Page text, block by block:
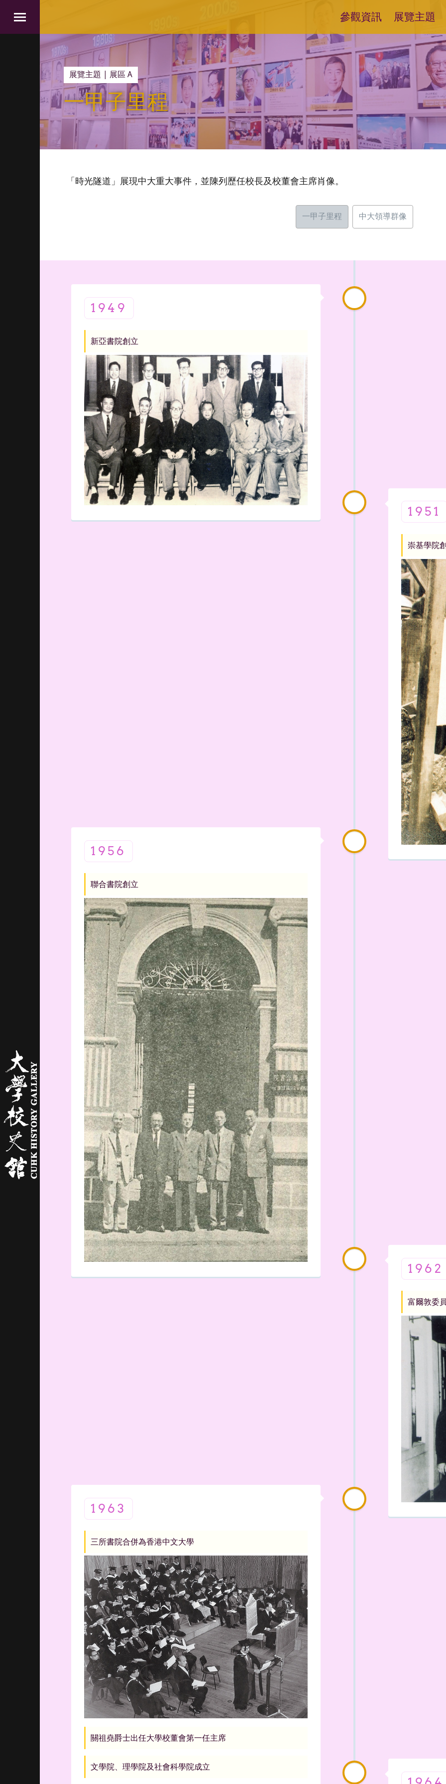
參觀資訊 展覽主題
展覽主題 | 展區 A
一甲子里程
「時光隧道」展現中大重大事件，並陳列歷任校長及校董會主席肖像。
一甲子里程 中大領導群像
1949
新亞書院創立
1951
崇基學院
1956
聯合書院創立
1962
富爾敦委
1963
三所書院合併為香港中文大學
關祖堯爵士出任大學校董會第一任主席
文學院、理學院及社會科學院成立